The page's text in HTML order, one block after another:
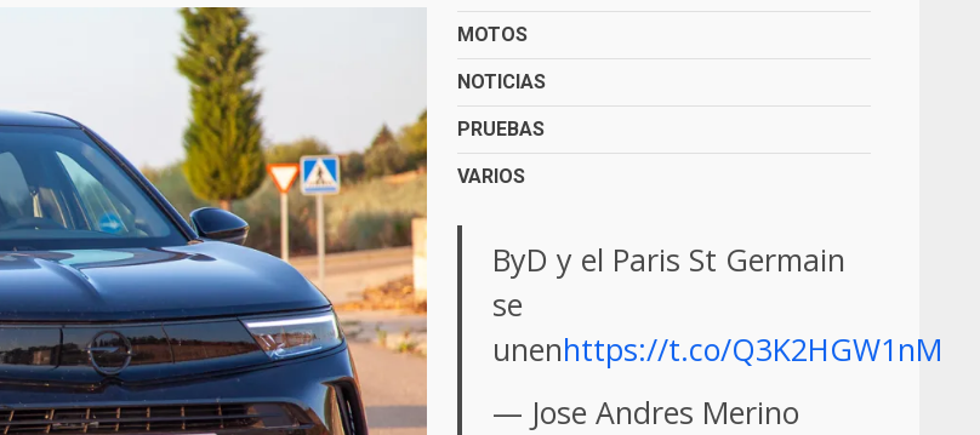
MOTOS
NOTICIAS
PRUEBAS
VARIOS
ByD y el Paris St Germain
se
unenhttps://t.co/Q3K2HGW1nM
— Jose Andres Merino